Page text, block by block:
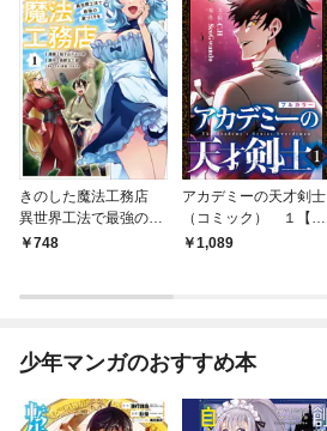
きのした魔法工務店
異世界工法で最強の家
づくりを（コミック）
748
アカデミーの天才剣士
（コミック） １【フ
ルカラー】
1,089
少年マンガのおすすめ本